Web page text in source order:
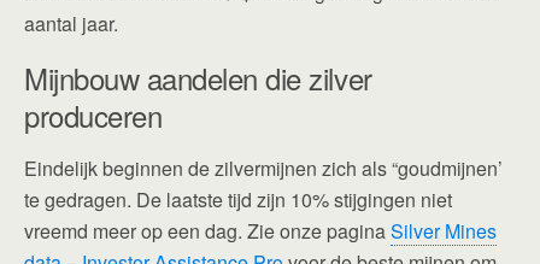
aantal jaar.
Mijnbouw aandelen die zilver
produceren
Eindelijk beginnen de zilvermijnen zich als “goudmijnen’
te gedragen. De laatste tijd zijn 10% stijgingen niet
vreemd meer op een dag. Zie onze paginaSilver Mines